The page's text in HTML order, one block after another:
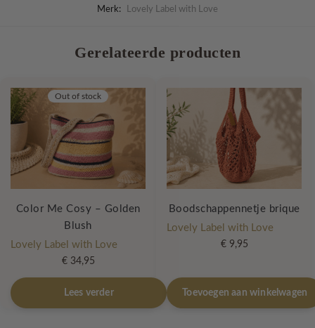
Merk:
Lovely Label with Love
Gerelateerde producten
Out of stock
Color Me Cosy – Golden
Blush
Lovely Label with Love
€34,95
Lees verder
Boodschappennetje brique
Lovely Label with Love
€9,95
Toevoegen aan winkelwagen